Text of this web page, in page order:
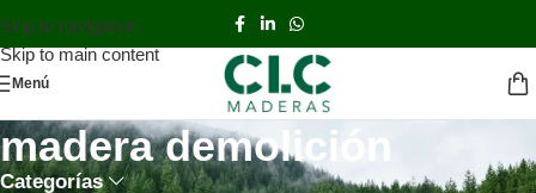
Skip to navigation
Skip to main content
Menú
madera demolición
Categorías